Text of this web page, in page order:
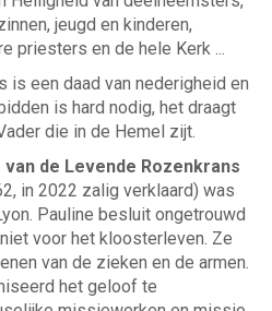
jeugd en kinderen,
priesters en de hele Kerk ...
is een daad van nederigheid en
is hard nodig, het draagt
die in de Hemel zijt.
de Levende Rozenkrans
in 2022 zalig verklaard) was
Pauline besluit ongetrouwd
voor het kloosterleven. Ze
van de zieken en de armen.
het geloof te